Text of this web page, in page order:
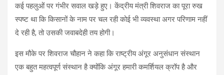
कई पहलुओं पर गंभीर सवाल खड़े हुए। केंद्रीय मंत्री शिवराज का पूरा रुख
स्पष्ट था कि किसानों के नाम पर चल रही कोई भी व्यवस्था अगर परिणाम नहीं
दे रही है, तो उसकी जवाबदेही तय होगी।
इस मौके पर शिवराज चौहान ने कहा कि राष्ट्रीय अंगूर अनुसंधान संस्थान
एक बहुत महत्वपूर्ण संस्थान है क्योंकि अंगूर हमारी कमर्शियल क्रॉप है और